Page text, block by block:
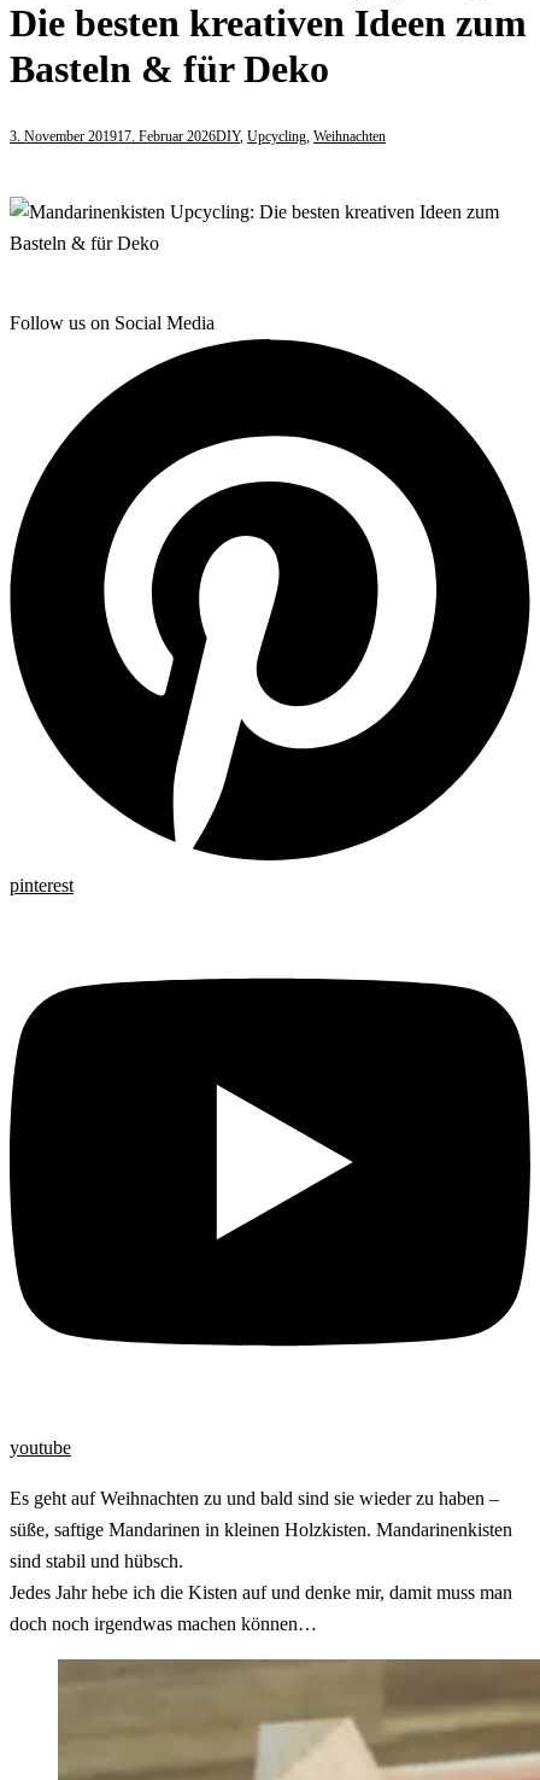
Die besten kreativen Ideen zum
Basteln & für Deko
3. November 201917. Februar 2026DIY, Upcycling Weihnachten
Follow us on Social Media
pinterest
youtube
Es geht auf Weihnachten zu und bald sind sie wieder zu haben –
süße, saftige Mandarinen in kleinen Holzkisten. Mandarinenkisten
sind stabil und hübsch.
Jedes Jahr hebe ich die Kisten auf und denke mir, damit muss man
doch noch irgendwas machen können…